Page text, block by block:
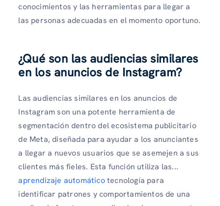
conocimientos y las herramientas para llegar a
las personas adecuadas en el momento oportuno.
¿Qué son las audiencias similares
en los anuncios de Instagram?
Las audiencias similares en los anuncios de
Instagram son una potente herramienta de
segmentación dentro del ecosistema publicitario
de Meta, diseñada para ayudar a los anunciantes
a llegar a nuevos usuarios que se asemejen a sus
clientes más fieles. Esta función utiliza las...
aprendizaje automáticotecnología para
identificar patrones y comportamientos de una